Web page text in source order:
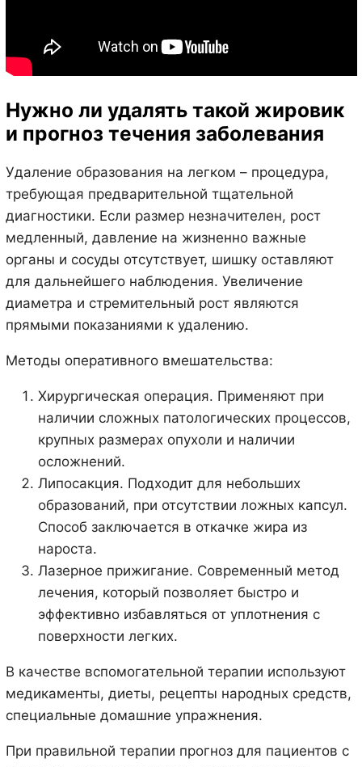
Нужно ли удалять такой жировик
и прогноз течения заболевания
Удаление образования на легком – процедура,
требующая предварительной тщательной
диагностики. Если размер незначителен, рост
медленный, давление на жизненно важные
органы и сосуды отсутствует, шишку оставляют
для дальнейшего наблюдения. Увеличение
диаметра и стремительный рост являются
прямыми показаниями к удалению.
Методы оперативного вмешательства:
Хирургическая операция. Применяют при
наличии сложных патологических процессов,
крупных размерах опухоли и наличии
осложнений.
Липосакция. Подходит для небольших
образований, при отсутствии ложных капсул.
Способ заключается в откачке жира из
нароста.
Лазерное прижигание. Современный метод
лечения, который позволяет быстро и
эффективно избавляться от уплотнения с
поверхности легких.
В качестве вспомогательной терапии используют
медикаменты, диеты, рецепты народных средств,
специальные домашние упражнения.
При правильной терапии прогноз для пациентов с